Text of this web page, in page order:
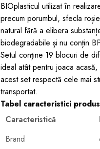
BIOplasticul utilizat în
precum porumbul, sfecla
natural fără a elibera
biodegradabile și nu conțin
Setul conține 19 blocuri de
ideal atât pentru joaca
acest set respectă cele mai
transportat.
Tabel caracteristici
Caracteristică
Brand